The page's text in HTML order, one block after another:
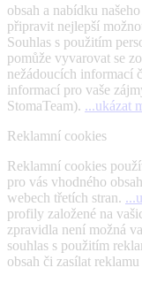
obsah a nabídku
připravit nejlepší
Souhlas s použitím
pomůže vyvarovat se
nežádoucích informací
informací pro vaše
StomaTeam). ...ukázat
Reklamní cookies
Reklamní cookies
pro vás vhodného
webech třetích stran.
profily založené na
zpravidla není možná
souhlas s použitím
obsah či zasílat